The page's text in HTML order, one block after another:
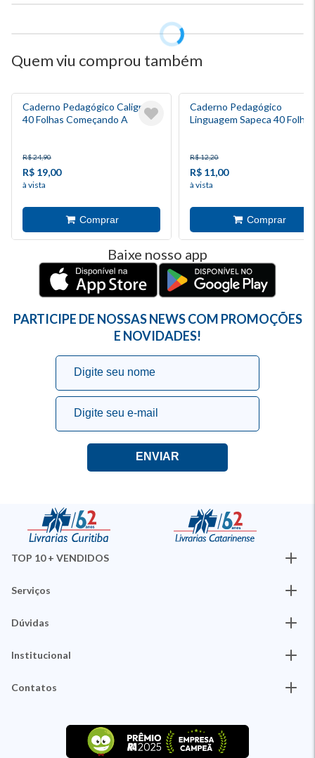
Quem viu comprou também
Caderno Pedagógico Caligrafia
40 Folhas Começando A
R$ 24,90
R$ 19,00
à vista
Caderno Pedagógico
Linguagem Sapeca 40 Folhas
R$ 12,20
R$ 11,00
à vista
Baixe nosso app
PARTICIPE DE NOSSAS NEWS COM PROMOÇÕES
E NOVIDADES!
TOP 10 + VENDIDOS
Serviços
Dúvidas
Institucional
Contatos